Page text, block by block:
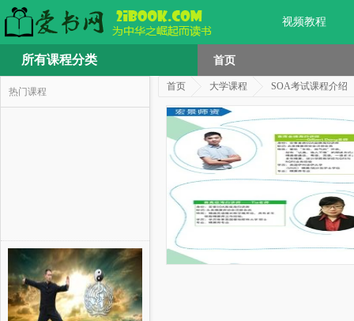
视频教程
所有课程分类 首页
热门课程 首页 大学课程 SOA考试课程介绍